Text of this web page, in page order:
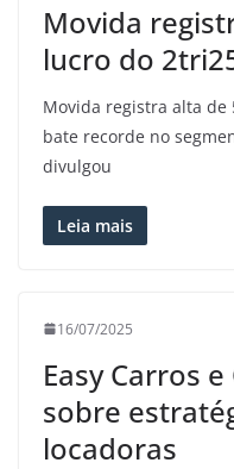
Movida
lucro do
Movida registra alta de
bate recorde no
divulgou
Leia mais
16/07/2025
Easy Carros
sobre
locadoras